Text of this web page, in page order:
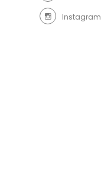
Instagram